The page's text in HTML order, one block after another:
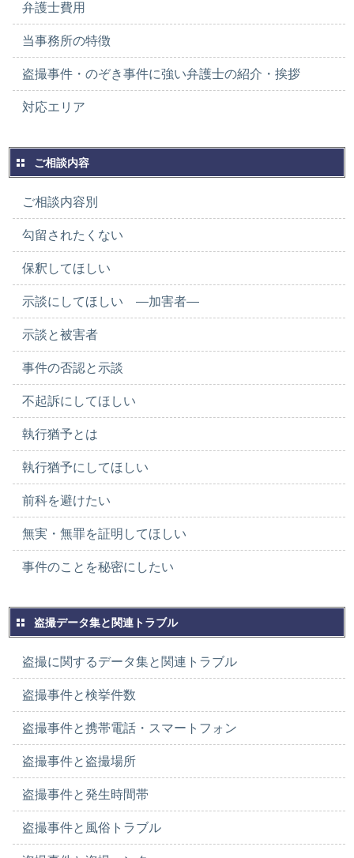
弁護士費用
当事務所の特徴
盗撮事件・のぞき事件に強い弁護士の紹介・挨拶
対応エリア
ご相談内容
ご相談内容別
勾留されたくない
保釈してほしい
示談にしてほしい ―加害者―
示談と被害者
事件の否認と示談
不起訴にしてほしい
執行猶予とは
執行猶予にしてほしい
前科を避けたい
無実・無罪を証明してほしい
事件のことを秘密にしたい
盗撮データ集と関連トラブル
盗撮に関するデータ集と関連トラブル
盗撮事件と検挙件数
盗撮事件と携帯電話・スマートフォン
盗撮事件と盗撮場所
盗撮事件と発生時間帯
盗撮事件と風俗トラブル